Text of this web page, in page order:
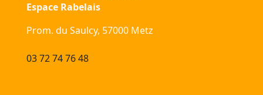
Espace Rabelais
Prom. du Saulcy, 57000 Metz
03 72 74 76 48